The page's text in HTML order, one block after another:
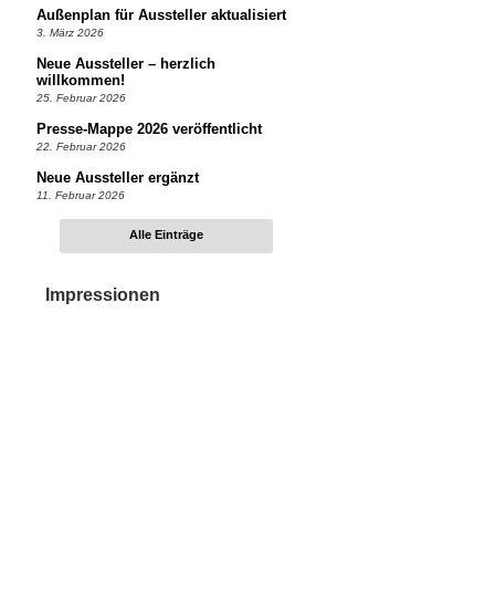
Außenplan für Aussteller aktualisiert
3. März 2026
Neue Aussteller – herzlich
willkommen!
25. Februar 2026
Presse-Mappe 2026 veröffentlicht
22. Februar 2026
Neue Aussteller ergänzt
11. Februar 2026
Alle Einträge
Impressionen